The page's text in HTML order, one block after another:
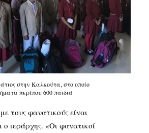
στην Καλκούτα, στο οποίο
περίπου 600 παιδιά
τους φανατικούς είναι
ο ιεράρχης. «Οι φανατικοί